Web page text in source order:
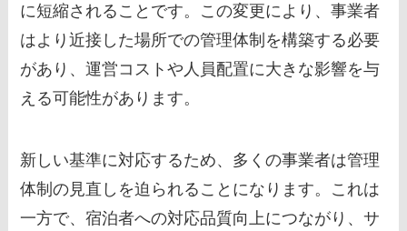
に短縮されることです。この変更により、事業者
はより近接した場所での管理体制を構築する必要
があり、運営コストや人員配置に大きな影響を与
える可能性があります。
新しい基準に対応するため、多くの事業者は管理
体制の見直しを迫られることになります。これは
一方で、宿泊者への対応品質向上につながり、サ